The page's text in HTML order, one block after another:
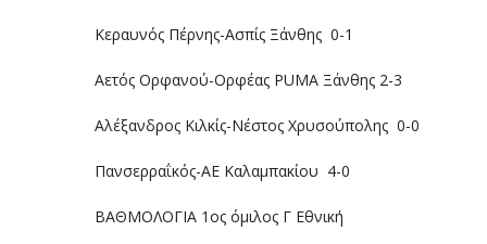
Κεραυνός Πέρνης-Ασπίς Ξάνθης 0-1
Αετός Ορφανού-Ορφέας PUMA Ξάνθης 2-3
Αλέξανδρος Κιλκίς-Νέστος Χρυσούπολης 0-0
Πανσερραΐκός-ΑΕ Καλαμπακίου 4-0
ΒΑΘΜΟΛΟΓΙΑ 1ος όμιλος Γ Εθνική